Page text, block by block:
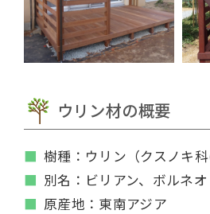
ウリン材の概要
樹種：ウリン（クスノキ科
別名：ビリアン、ボルネ
原産地：東南アジア